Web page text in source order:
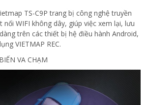
TS-C9P trang bị công nghệ truyền
nối WIFI không dây, giúp việc xem lại, lưu
trên các thiết bị hệ điều hành Android,
VIETMAP REC.
VA CHẠM